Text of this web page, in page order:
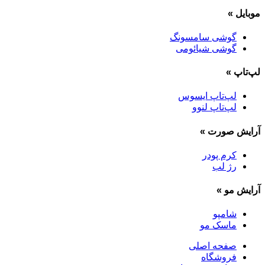
موبایل »
گوشی سامسونگ
گوشی شیائومی
لپ‌تاپ »
لپ‌تاپ ایسوس
لپ‌تاپ لنوو
آرایش صورت »
کرم پودر
رژ لب
آرایش مو »
شامپو
ماسک مو
صفحه اصلی
فروشگاه